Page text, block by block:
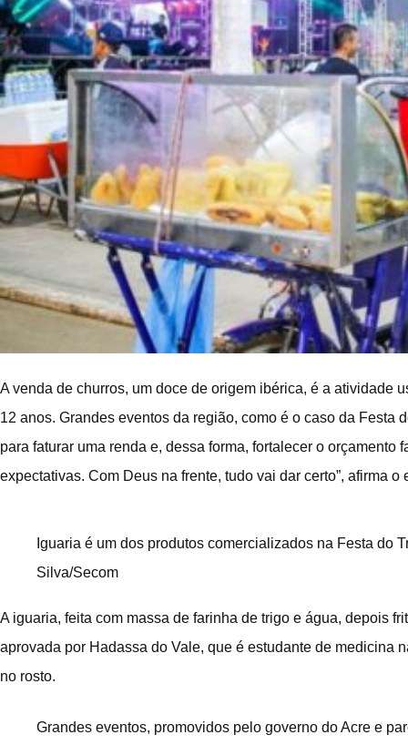
A venda de churros, um doce de origem ibérica, é a atividade
12 anos. Grandes eventos da região, como é o caso da
para faturar uma renda e, dessa forma, fortalecer o
expectativas. Com Deus na frente, tudo vai dar certo”, afirma o
Iguaria é um dos produtos comercializados na Festa do
Silva/Secom
A iguaria, feita com massa de farinha de trigo e água, depois
aprovada por Hadassa do Vale, que é estudante de medicina
no rosto.
Grandes eventos, promovidos pelo governo do Acre e